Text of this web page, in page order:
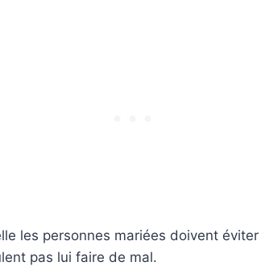
les personnes mariées doivent
pas lui faire de mal.